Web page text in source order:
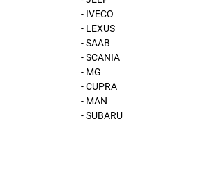
- IVECO
- LEXUS
- SAAB
- SCANIA
- MG
- CUPRA
- MAN
- SUBARU